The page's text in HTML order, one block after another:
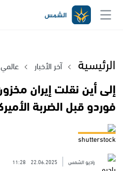
الرئيسية آخر الأخبار عالمي
إلى أين نقلت إيران
فوردو قبل الضربة
shutterstock
راديو الشمس 22.06.2025
11:28